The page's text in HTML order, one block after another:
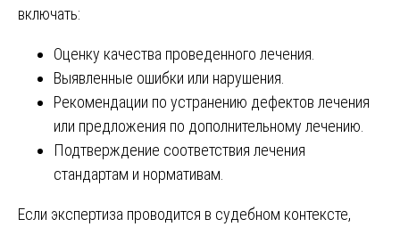
включать:
Оценку качества проведенного лечения.
Выявленные ошибки или нарушения.
Рекомендации по устранению дефектов лечения
или предложения по дополнительному лечению.
Подтверждение соответствия лечения
стандартам и нормативам.
Если экспертиза проводится в судебном контексте,